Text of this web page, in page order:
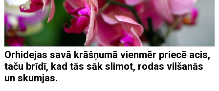
Orhidejas savā krāšņumā vienmēr priecē acis,
taču brīdī, kad tās sāk slimot, rodas vilšanās
un skumjas.